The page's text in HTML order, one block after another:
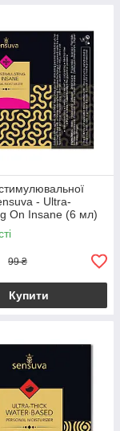
- Ultra-
On Insane (6 мл)
99 ₴
Купити